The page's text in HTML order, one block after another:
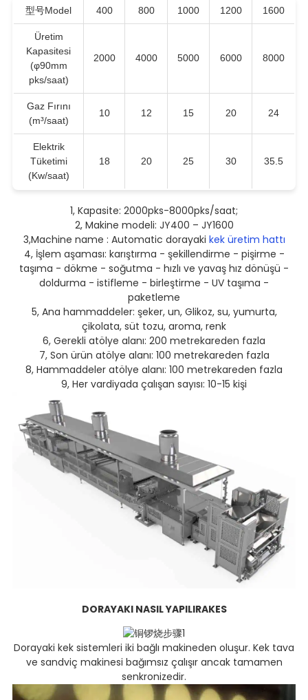
型号Model 400 800 1000 1200 1600
Üretim
Kapasitesi
(φ90mm
pks/saat)
2000 4000 5000 6000 8000
Gaz Fırını
(m³/saat)
10 12 15 20 24
Elektrik
Tüketimi
(Kw/saat)
18 20 25 30 35.5
1, Kapasite: 2000pks-8000pks/saat;
2, Makine modeli: JY400 – JY1600
3,Machine name : Automatic dorayaki kek üretim hattı
4, İşlem aşaması: karıştırma - şekillendirme - pişirme -
taşıma - dökme - soğutma - hızlı ve yavaş hız dönüşü -
doldurma - istifleme - birleştirme - UV taşıma -
paketleme
5, Ana hammaddeler: şeker, un, Glikoz, su, yumurta,
çikolata, süt tozu, aroma, renk
6, Gerekli atölye alanı: 200 metrekareden fazla
7, Son ürün atölye alanı: 100 metrekareden fazla
8, Hammaddeler atölye alanı: 100 metrekareden fazla
9, Her vardiyada çalışan sayısı: 10-15 kişi
DORAYAKI NASIL YAPILIRAKES
Dorayaki kek sistemleri iki bağlı makineden oluşur. Kek tava
ve sandviç makinesi bağımsız çalışır ancak tamamen
senkronizedir.